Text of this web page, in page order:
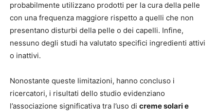
probabilmente utilizzano prodotti per la cura della pelle
con una frequenza maggiore rispetto a quelli che non
presentano disturbi della pelle o dei capelli. Infine,
nessuno degli studi ha valutato specifici ingredienti attivi
o inattivi.
Nonostante queste limitazioni, hanno concluso i
ricercatori, i risultati dello studio evidenziano
l’associazione significativa tra l’uso di creme solari e